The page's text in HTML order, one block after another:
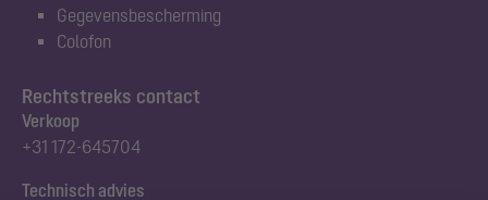
Rechtstreeks contact
Verkoop
+31 172-645704
Technisch advies
Gegevensbescherming
Colofon